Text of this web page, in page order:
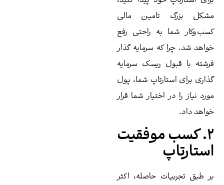
بزرگ تامین مالی
شما به راحتی رفع
شد. چرا که سرمایه گذار
با قبول ریسک سرمایه‌
برای استارتاپ شما، پول
نیاز را در اختیار شما قرار
داد.
۲. کسب موفقیت
طبق تجربیات حاصله، اکثر